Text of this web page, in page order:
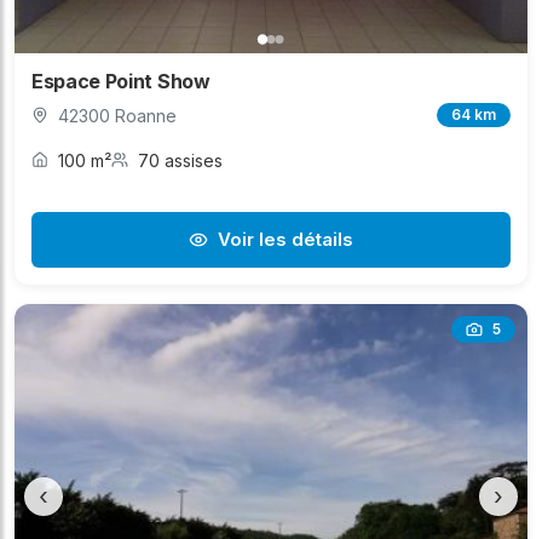
Espace Point Show
42300 Roanne 64 km
100 m² 70 assises
Voir les détails
5
‹ ›